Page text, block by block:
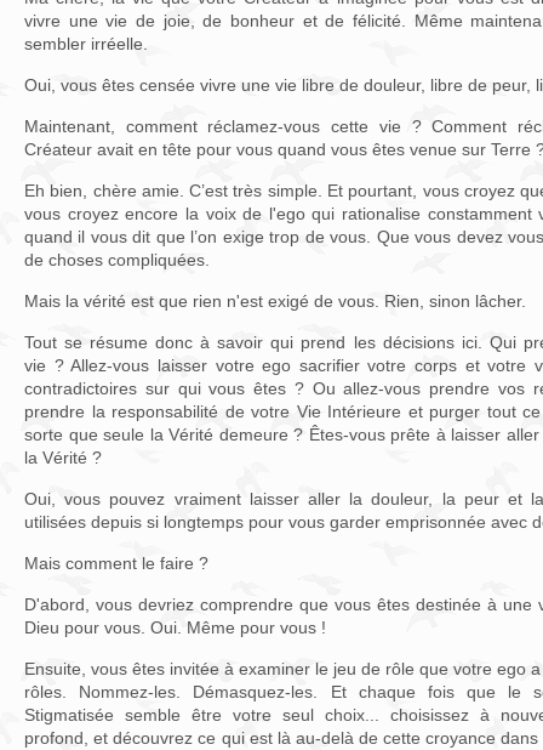
vivre une vie de joie, de bonheur et de félicité. Même
sembler irréelle.
Oui, vous êtes censée vivre une vie libre de douleur, libre de peur,
Maintenant, comment réclamez-vous cette vie ? Comment
Créateur avait en tête pour vous quand vous êtes venue sur Terre
Eh bien, chère amie. C’est très simple. Et pourtant, vous croyez
vous croyez encore la voix de l'ego qui rationalise constamment
quand il vous dit que l’on exige trop de vous. Que vous devez
de choses compliquées.
Mais la vérité est que rien n'est exigé de vous. Rien, sinon lâcher.
Tout se résume donc à savoir qui prend les décisions ici. Qui
vie ? Allez-vous laisser votre ego sacrifier votre corps et votre
contradictoires sur qui vous êtes ? Ou allez-vous prendre vos
prendre la responsabilité de votre Vie Intérieure et purger tout
sorte que seule la Vérité demeure ? Êtes-vous prête à laisser
la Vérité ?
Oui, vous pouvez vraiment laisser aller la douleur, la peur et
utilisées depuis si longtemps pour vous garder emprisonnée avec
Mais comment le faire ?
D'abord, vous devriez comprendre que vous êtes destinée à une
Dieu pour vous. Oui. Même pour vous !
Ensuite, vous êtes invitée à examiner le jeu de rôle que votre ego
rôles. Nommez-les. Démasquez-les. Et chaque fois que le
Stigmatisée semble être votre seul choix... choisissez à
profond, et découvrez ce qui est là au-delà de cette croyance